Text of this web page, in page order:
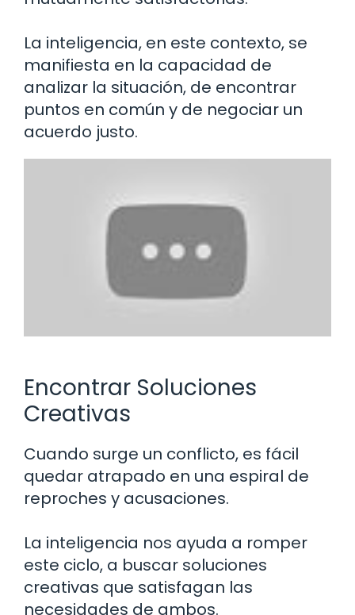
La inteligencia, en este contexto, se
manifiesta en la capacidad de
analizar la situación, de encontrar
puntos en común y de negociar un
acuerdo justo.
Encontrar Soluciones
Creativas
Cuando surge un conflicto, es fácil
quedar atrapado en una espiral de
reproches y acusaciones.
La inteligencia nos ayuda a romper
este ciclo, a buscar soluciones
creativas que satisfagan las
necesidades de ambos.